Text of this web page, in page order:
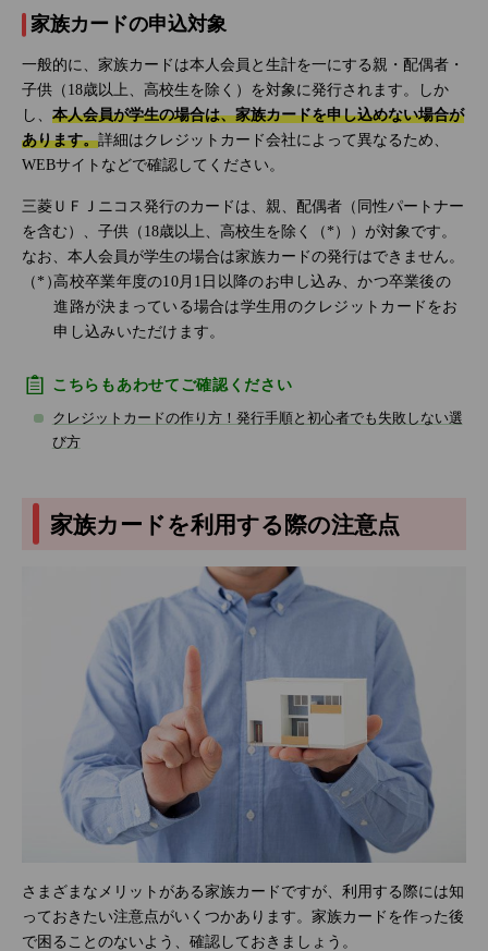
家族カードの申込対象
一般的に、家族カードは本人会員と生計を一にする親・配偶者・
子供（18歳以上、高校生を除く）を対象に発行されます。しか
し、 本人会員が学生の場合は、家族カードを申し込めない場合が
あります。詳細はクレジットカード会社によって異なるため、
WEBサイトなどで確認してください。
三菱ＵＦＪニコス発行のカードは、親、配偶者（同性パートナー
を含む）、子供（18歳以上、高校生を除く（*））が対象です。
なお、本人会員が学生の場合は家族カードの発行はできません。
高校卒業年度の10月1日以降のお申し込み、かつ卒業後の
進路が決まっている場合は学生用のクレジットカードをお
申し込みいただけます。
こちらもあわせてご確認ください
クレジットカードの作り方！発行手順と初心者でも失敗しない選
び方
家族カードを利用する際の注意点
さまざまなメリットがある家族カードですが、利用する際には知
っておきたい注意点がいくつかあります。家族カードを作った後
で困ることのないよう、確認しておきましょう。